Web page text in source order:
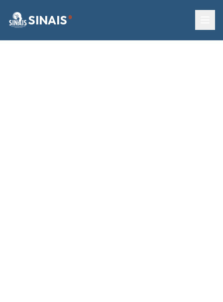
SINAIS ®